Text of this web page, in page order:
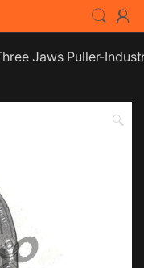
Jaws Puller-
🔍